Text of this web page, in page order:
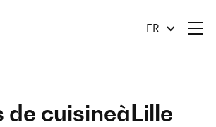
FR
de cuisineàLille